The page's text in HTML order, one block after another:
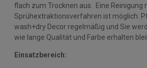
flach zum Trocknen aus. Eine Reinigung
Sprühextraktionsverfahren ist möglich.
wash+dry Decor regelmäßig und Sie
wie lange Qualität und Farbe erhalten
Einsatzbereich: